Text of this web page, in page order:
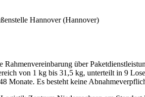
Hannover (Hannover)
über
von 1 kg bis 31,5 kg, unterteilt in 9
Monate. Es besteht keine